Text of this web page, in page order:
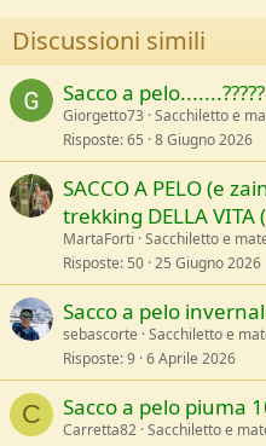
n
s
:
Discussioni simili
Sacco a pelo.......?????
Giorgetto73 Sacchiletto e
Risposte 65 8 Giugno 2026
SACCO A PELO (e
trekking DELLA
MartaForti Sacchiletto e
Risposte 50 25 Giugno 2026
Sacco a pelo
sebascorte Sacchiletto e
Risposte 9 6 Aprile 2026
C Sacco a pelo piuma
Carretta82 Sacchiletto e